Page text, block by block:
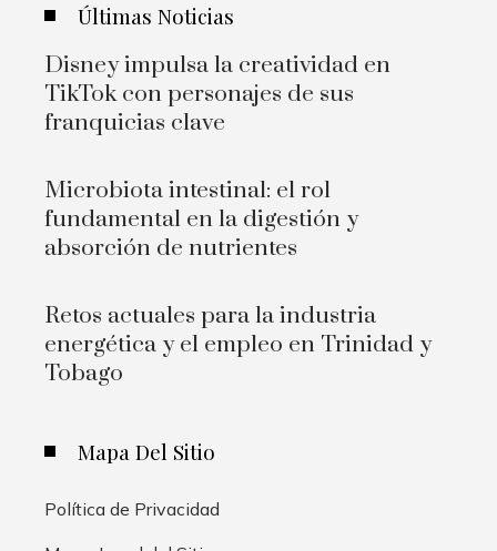
Últimas Noticias
Disney impulsa la creatividad en
TikTok con personajes de sus
franquicias clave
Microbiota intestinal: el rol
fundamental en la digestión y
absorción de nutrientes
Retos actuales para la industria
energética y el empleo en Trinidad y
Tobago
Mapa Del Sitio
Política de Privacidad